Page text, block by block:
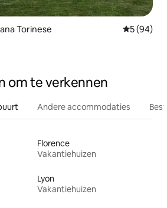
Torinese
5 (94)
om te verkennen
Andere accommodaties
Florence
Vakantiehuizen
Lyon
Vakantiehuizen